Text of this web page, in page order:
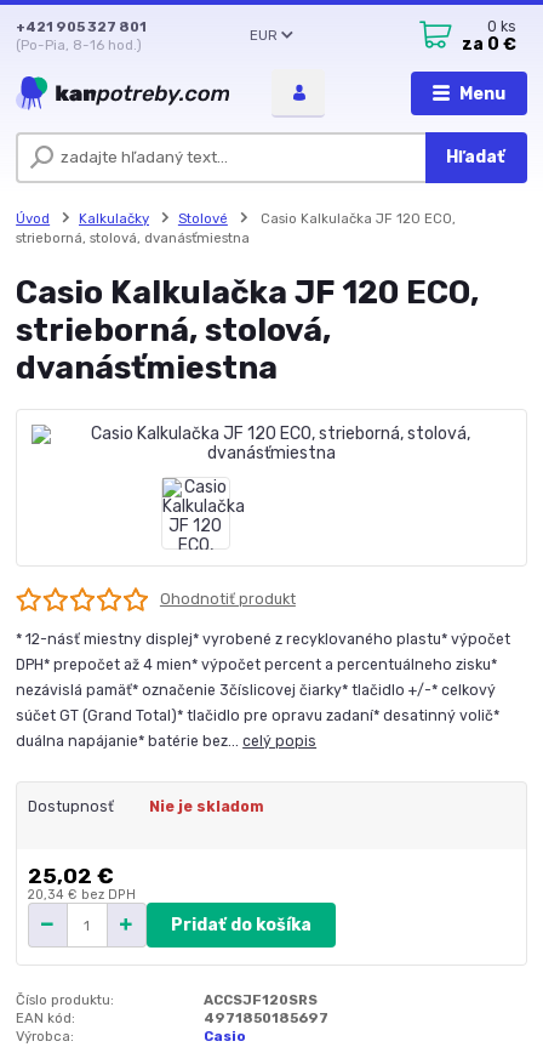
Menu
EUR
Hľadať
+421 905 327 801
(Po-Pia, 8-16 hod.)
0 ks
za 0 €
Úvod Kalkulačky Stolové
Casio Kalkulačka JF 120 ECO,
strieborná, stolová, dvanásťmiestna
Casio Kalkulačka JF 120 ECO,
strieborná, stolová,
dvanásťmiestna
Ohodnotiť produkt
* 12-násť miestny displej* vyrobené z recyklovaného plastu* výpočet
DPH* prepočet až 4 mien* výpočet percent a percentuálneho zisku*
nezávislá pamäť* označenie 3číslicovej čiarky* tlačidlo +/-* celkový
súčet GT (Grand Total)* tlačidlo pre opravu zadaní* desatinný volič*
duálna napájanie* batérie bez...celý popis
Dostupnosť Nie je skladom
25,02 €
20,34 € bez DPH
Pridať do košíka
Číslo produktu:
ACCSJF120SRS
EAN kód:
4971850185697
Výrobca:
Casio